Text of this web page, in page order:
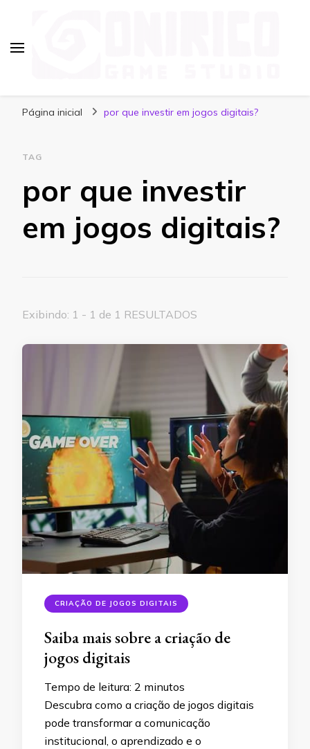
Página inicial por que investir em jogos digitais?
TAG
por que investir
em jogos digitais?
Exibindo: 1 - 1 de 1 RESULTADOS
CRIAÇÃO DE JOGOS DIGITAIS
Saiba mais sobre a criação de
jogos digitais
Tempo de leitura: 2 minutos
Descubra como a criação de jogos digitais
pode transformar a comunicação
institucional, o aprendizado e o